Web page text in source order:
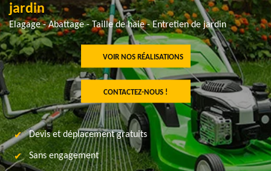
jardin
Elagage - Abattage - Taille de haie - Entretien de jardin
VOIR NOS RÉALISATIONS
CONTACTEZ-NOUS !
Devis et déplacement gratuits
Sans engagement